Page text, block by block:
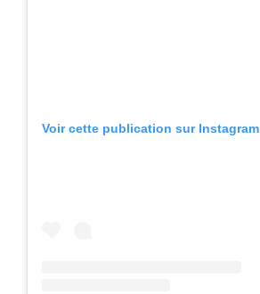
Voir cette publication sur Instagram